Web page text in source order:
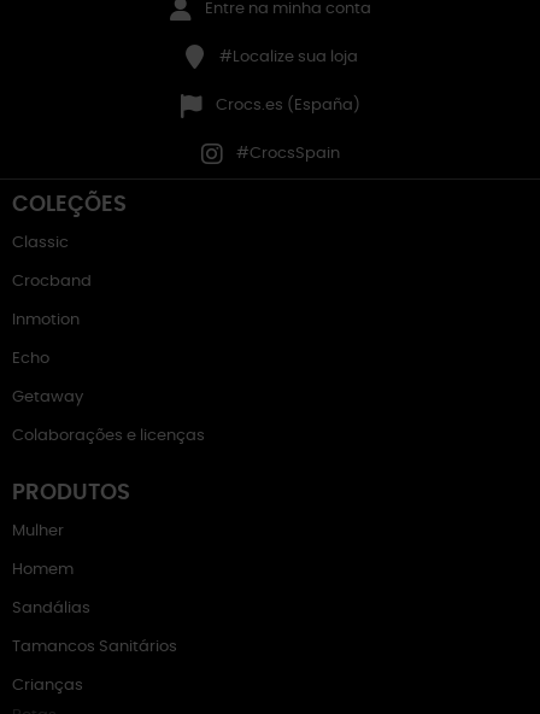
Entre na minha conta
#Localize sua loja
Crocs.es (España)
#CrocsSpain
COLEÇÕES
Classic
Crocband
Inmotion
Echo
Getaway
Colaborações e licenças
PRODUTOS
Mulher
Homem
Sandálias
Tamancos Sanitários
Crianças